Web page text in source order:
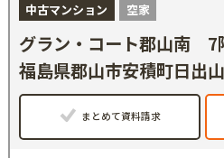
中古マンション 空家
グラン・コート郡山南 7
福島県郡山市安積町日出
まとめて資料請求